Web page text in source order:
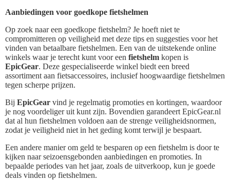
Aanbiedingen voor goedkope fietshelmen
Op zoek naar een goedkope fietshelm? Je hoeft niet te
compromitteren op veiligheid met deze tips en suggesties voor het
vinden van betaalbare fietshelmen. Een van de uitstekende online
winkels waar je terecht kunt voor een fietshelm kopen is
EpicGear. Deze gespecialiseerde winkel biedt een breed
assortiment aan fietsaccessoires, inclusief hoogwaardige fietshelmen
tegen scherpe prijzen.
Bij EpicGear vind je regelmatig promoties en kortingen, waardoor
je nog voordeliger uit kunt zijn. Bovendien garandeert EpicGear.nl
dat al hun fietshelmen voldoen aan de strenge veiligheidsnormen,
zodat je veiligheid niet in het geding komt terwijl je bespaart.
Een andere manier om geld te besparen op een fietshelm is door te
kijken naar seizoensgebonden aanbiedingen en promoties. In
bepaalde periodes van het jaar, zoals de uitverkoop, kun je goede
deals vinden op fietshelmen.